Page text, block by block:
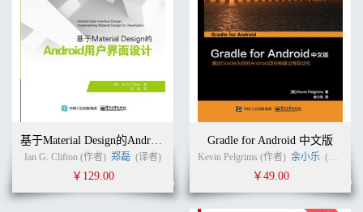
基于Material Design的Android用户界面设计
Ian G. Clifton (作者) 郑磊 (译者)
￥129.00
Gradle for Android 中文版
Kevin Pelgrims (作者) 余小乐 (译者)
￥49.00